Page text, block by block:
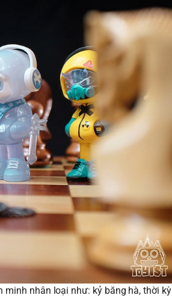
minh nhân loại như: kỷ băng hà, thời kỳ